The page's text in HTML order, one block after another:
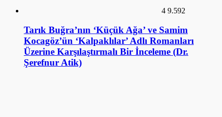
4 9.592
Tarık Buğra’nın ‘Küçük Ağa’ ve Samim
Kocagöz’ün ‘Kalpaklılar’ Adlı Romanları
Üzerine Karşılaştırmalı Bir İnceleme (Dr.
Şerefnur Atik)